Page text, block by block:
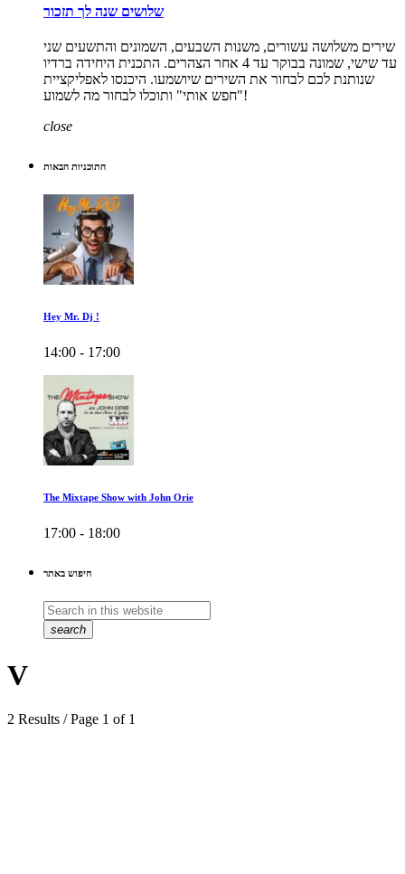
שלושים שנה לך תזכור
שירים משלושה עשורים, משנות השבעים, השמונים והתשעים שני
עד שישי, שמונה בבוקר עד 4 אחר הצהרים. התכנית היחידה ברדיו
שנותנת לכם לבחור את השירים שיושמעו. היכנסו לאפליקציית
"חפש אותי" ותוכלו לבחור מה לשמוע!
close
התוכניות הבאות
Hey Mr. Dj !
14:00 - 17:00
The Mixtape Show with John Orie
17:00 - 18:00
חיפוש באתר
search
V
2 Results / Page 1 of 1